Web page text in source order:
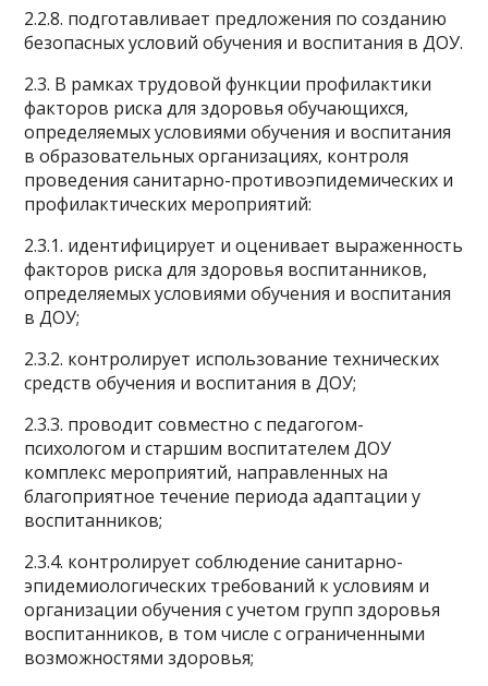
2.2.8. подготавливает предложения по созданию
безопасных условий обучения и воспитания в ДОУ.
2.3. В рамках трудовой функции профилактики
факторов риска для здоровья обучающихся,
определяемых условиями обучения и воспитания
в образовательных организациях, контроля
проведения санитарно-противоэпидемических и
профилактических мероприятий:
2.3.1. идентифицирует и оценивает выраженность
факторов риска для здоровья воспитанников,
определяемых условиями обучения и воспитания
в ДОУ;
2.3.2. контролирует использование технических
средств обучения и воспитания в ДОУ;
2.3.3. проводит совместно с педагогом-
психологом и старшим воспитателем ДОУ
комплекс мероприятий, направленных на
благоприятное течение периода адаптации у
воспитанников;
2.3.4. контролирует соблюдение санитарно-
эпидемиологических требований к условиям и
организации обучения с учетом групп здоровья
воспитанников, в том числе с ограниченными
возможностями здоровья;